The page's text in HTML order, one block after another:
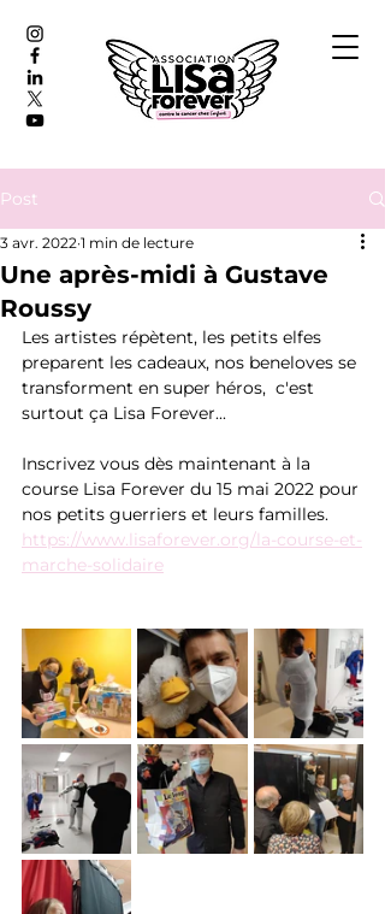
Post
Une après-midi à Gustave
Roussy
3 avr. 2022 1 min de lecture
Les artistes répètent, les petits elfes
preparent les cadeaux, nos beneloves se
transforment en super héros,  c'est
surtout ça Lisa Forever...
Inscrivez vous dès maintenant à la
course Lisa Forever du 15 mai 2022 pour
nos petits guerriers et leurs familles.
https://www.lisaforever.org/la-course-et-
marche-solidaire